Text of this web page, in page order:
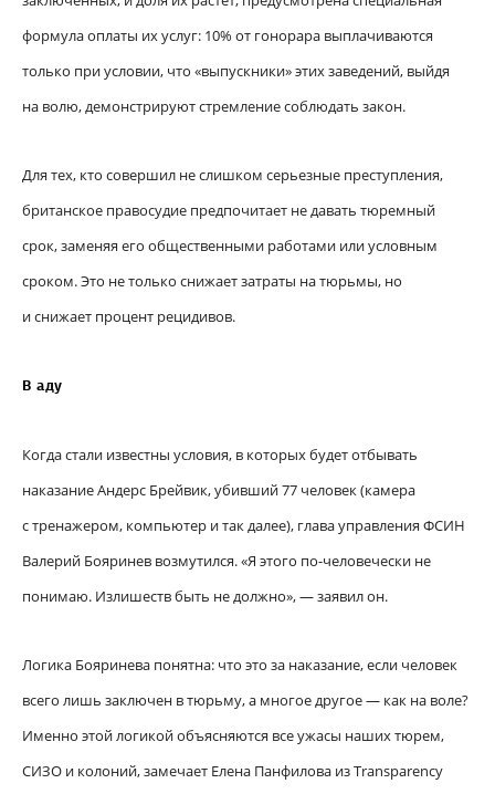
формула оплаты их услуг: 10% от гонорара выплачиваются
только при условии, что «выпускники» этих заведений, выйдя
на волю, демонстрируют стремление соблюдать закон.
Для тех, кто совершил не слишком серьезные преступления,
британское правосудие предпочитает не давать тюремный
срок, заменяя его общественными работами или условным
сроком. Это не только снижает затраты на тюрьмы, но
и снижает процент рецидивов.
В аду
Когда стали известны условия, в которых будет отбывать
наказание Андерс Брейвик, убивший 77 человек (камера
с тренажером, компьютер и так далее), глава управления ФСИН
Валерий Бояринев возмутился. «Я этого по-человечески не
понимаю. Излишеств быть не должно», — заявил он.
Логика Бояринева понятна: что это за наказание, если человек
всего лишь заключен в тюрьму, а многое другое — как на воле?
Именно этой логикой объясняются все ужасы наших тюрем,
СИЗО и колоний, замечает Елена Панфилова из Transparency